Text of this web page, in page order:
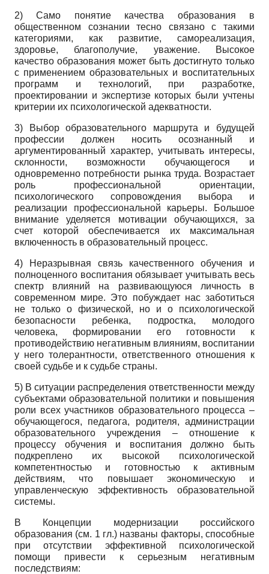
2) Само понятие качества образования в
общественном сознании тесно связано с такими
категориями, как развитие, самореализация,
здоровье, благополучие, уважение. Высокое
качество образования может быть достигнуто только
с применением образовательных и воспитательных
программ и технологий, при разработке,
проектировании и экспертизе которых были учтены
критерии их психологической адекватности.
3) Выбор образовательного маршрута и будущей
профессии должен носить осознанный и
аргументированный характер, учитывать интересы,
склонности, возможности обучающегося и
одновременно потребности рынка труда. Возрастает
роль профессиональной ориентации,
психологического сопровождения выбора и
реализации профессиональной карьеры. Большое
внимание уделяется мотивации обучающихся, за
счет которой обеспечивается их максимальная
включенность в образовательный процесс.
4) Неразрывная связь качественного обучения и
полноценного воспитания обязывает учитывать весь
спектр влияний на развивающуюся личность в
современном мире. Это побуждает нас заботиться
не только о физической, но и о психологической
безопасности ребенка, подростка, молодого
человека, формировании его готовности к
противодействию негативным влияниям, воспитании
у него толерантности, ответственного отношения к
своей судьбе и к судьбе страны.
5) В ситуации распределения ответственности между
субъектами образовательной политики и повышения
роли всех участников образовательного процесса –
обучающегося, педагога, родителя, администрации
образовательного учреждения – отношение к
процессу обучения и воспитания должно быть
подкреплено их высокой психологической
компетентностью и готовностью к активным
действиям, что повышает экономическую и
управленческую эффективность образовательной
системы.
В Концепции модернизации российского
образования (см. 1 гл.) названы факторы, способные
при отсутствии эффективной психологической
помощи привести к серьезным негативным
последствиям: